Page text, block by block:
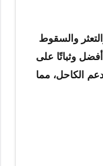
والسقوط
وثباتًا على
الكاحل، مما